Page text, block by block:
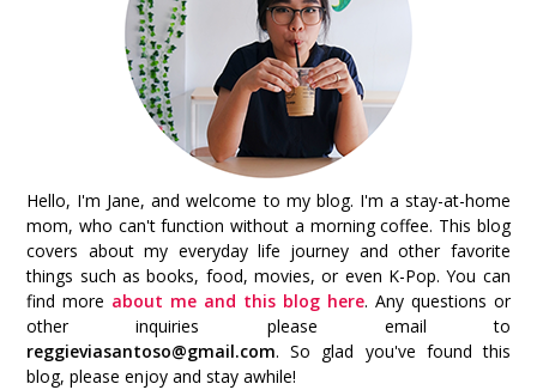
Hello, I'm Jane, and welcome to my blog. I'm a stay-at-home
mom, who can't function without a morning coffee. This blog
covers about my everyday life journey and other favorite
things such as books, food, movies, or even K-Pop. You can
find more about me and this blog here. Any questions or
other inquiries please email to
reggieviasantoso@gmail.com. So glad you've found this
blog, please enjoy and stay awhile!